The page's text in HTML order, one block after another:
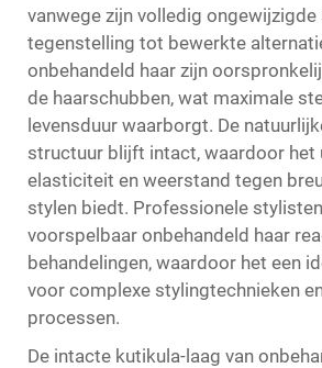
vanwege zijn volledig ongewijzigde
tegenstelling tot bewerkte
onbehandeld haar zijn
de haarschubben, wat maximale
levensduur waarborgt. De
structuur blijft intact, waardoor het
elasticiteit en weerstand tegen
stylen biedt. Professionele
voorspelbaar onbehandeld haar
behandelingen, waardoor het een
voor complexe stylingtechnieken
processen.
De intacte kutikula-laag van